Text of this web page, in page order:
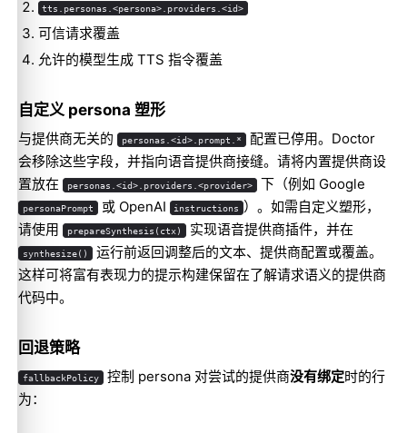
tts.personas.<persona>.providers.<id>
可信请求覆盖
允许的模型生成 TTS 指令覆盖
自定义 persona 塑形
与提供商无关的 personas.<id>.prompt.* 配置已停用。Doctor
会移除这些字段，并指向语音提供商接缝。请将内置提供商设
置放在
personas.<id>.providers.<provider> 下（例如 Google
personaPrompt 或 OpenAI instructions ）。如需自定义塑形，
请使用
prepareSynthesis(ctx) 实现语音提供商插件，并在
synthesize() 运行前返回调整后的文本、提供商配置或覆盖。
这样可将富有表现力的提示构建保留在了解请求语义的提供商
代码中。
回退策略
fallbackPolicy 控制 persona 对尝试的提供商没有绑定时的行
为：